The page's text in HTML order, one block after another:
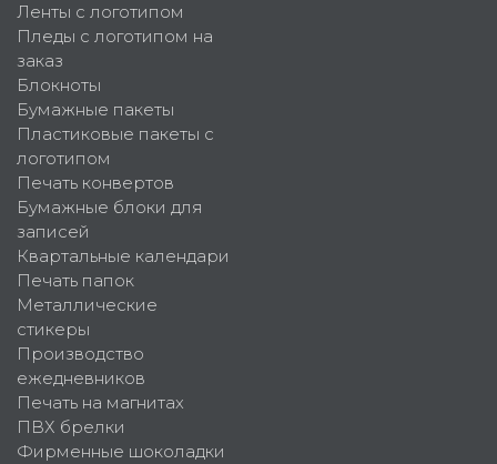
Ленты с логотипом
Пледы с логотипом на
заказ
Блокноты
Бумажные пакеты
Пластиковые пакеты с
логотипом
Печать конвертов
Бумажные блоки для
записей
Квартальные календари
Печать папок
Металлические
стикеры
Производство
ежедневников
Печать на магнитах
ПВХ брелки
Фирменные шоколадки